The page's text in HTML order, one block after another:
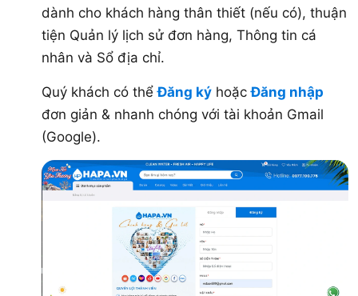
dành cho khách hàng thân thiết (nếu có), thuận
tiện Quản lý lịch sử đơn hàng, Thông tin cá
nhân và Sổ địa chỉ.
Quý khách có thểĐăng ký hoặcĐăng nhập
đơn giản & nhanh chóng với tài khoản Gmail
(Google).